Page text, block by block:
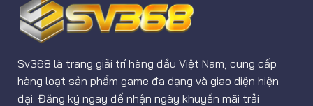
Sv368 là trang giải trí hàng đầu Việt Nam, cung cấp
hàng loạt sản phẩm game đa dạng và giao diện hiện
đại. Đăng ký ngay để nhận ngày khuyến mãi trải